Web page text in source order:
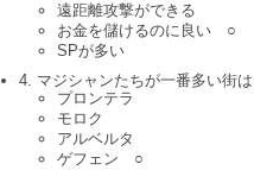
遠距離攻撃ができる
お金を儲けるのに良い ○
SPが多い
4. マジシャンたちが一番多い街は
プロンテラ
モロク
アルベルタ
ゲフェン ○